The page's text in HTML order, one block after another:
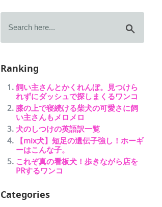
Ranking
飼い主さんとかくれんぼ。見つけら
れずにダッシュで探しまくるワンコ
膝の上で寝続ける柴犬の可愛さに飼
い主さんもメロメロ
犬のしつけの英語訳一覧
【mix犬】短足の遺伝子強し！ホーギ
ーはこんな子。
これぞ真の看板犬！歩きながら店を
PRするワンコ
Categories